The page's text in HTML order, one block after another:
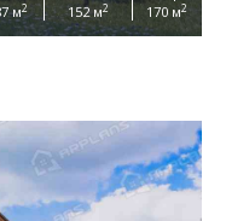
м2
152 м2
170 м2